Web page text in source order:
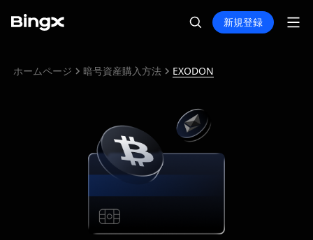
新規登録
ホームページ 暗号資産購入方法 EXODON